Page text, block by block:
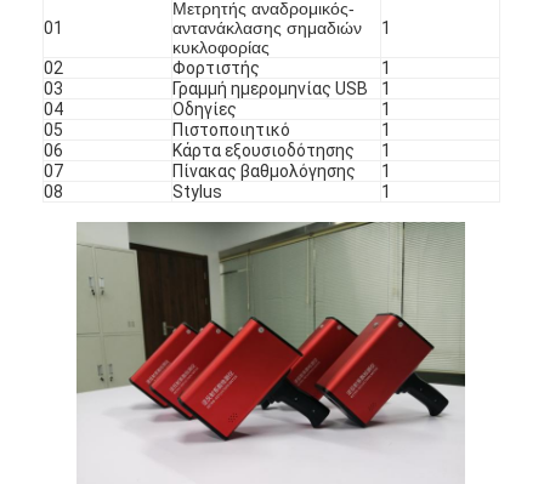
Εκπομπή VR
Σχετικά με εμάς
Επισκέψεις στο εργοστάσιο
Έλεγχος Ποιότητας
01
Μετρητής αναδρομικός-
αντανάκλασης σημαδιών
κυκλοφορίας
1
02 Φορτιστής
1
03
Γραμμή ημερομηνίας USB
1
04
Οδηγίες
1
05
Πιστοποιητικό
1
06
Κάρτα εξουσιοδότησης
1
07
Πίνακας βαθμολόγησης
1
08
Stylus 1